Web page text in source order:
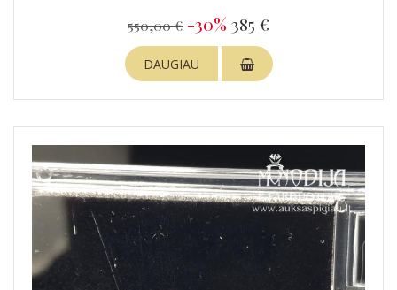
550,00 € -30% 385 €
DAUGIAU